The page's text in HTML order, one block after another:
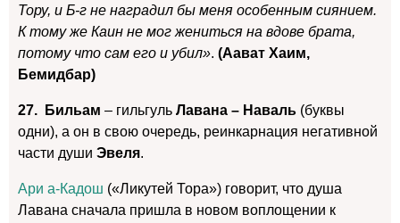
Тору, и Б-г не наградил бы меня особенным сиянием.
К тому же Каин не мог жениться на вдове брата,
потому что сам его и убил». (Аават Хаим,
Бемидбар)
27. Бильам – гильгуль Лавана – Наваль (буквы
одни), а он в свою очередь, реинкарнация негативной
части души Эвеля.
Ари а-Кадош («Ликутей Тора») говорит, что душа
Лавана сначала пришла в новом воплощении к